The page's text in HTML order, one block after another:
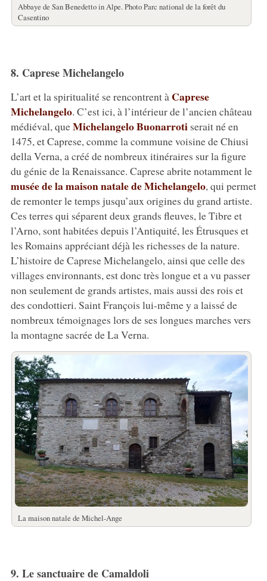
Abbaye de San Benedetto in Alpe. Photo Parc national de la forêt du
Casentino
8. Caprese Michelangelo
L’art et la spiritualité se rencontrent à Caprese
Michelangelo. C’est ici, à l’intérieur de l’ancien château
médiéval, queMichelangelo Buonarroti serait né en
1475, et Caprese, comme la commune voisine de Chiusi
della Verna, a créé de nombreux itinéraires sur la figure
du génie de la Renaissance. Caprese abrite notamment le
musée de la maison natale de Michelangelo, qui permet
de remonter le temps jusqu’aux origines du grand artiste.
Ces terres qui séparent deux grands fleuves, le Tibre et
l’Arno, sont habitées depuis l’Antiquité, les Étrusques et
les Romains appréciant déjà les richesses de la nature.
L’histoire de Caprese Michelangelo, ainsi que celle des
villages environnants, est donc très longue et a vu passer
non seulement de grands artistes, mais aussi des rois et
des condottieri. Saint François lui-même y a laissé de
nombreux témoignages lors de ses longues marches vers
la montagne sacrée de La Verna.
La maison natale de Michel-Ange
9. Le sanctuaire de Camaldoli